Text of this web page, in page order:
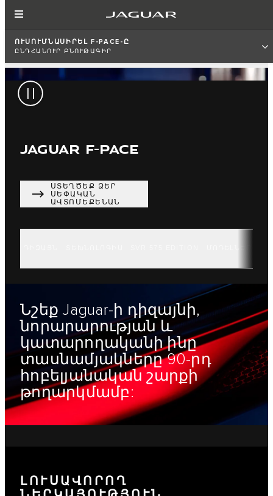
ՈՒՍՈՒՄՆԱՍԻՐԵԼ F-PACE-Ը
ԸՆԴՀԱՆՈՒՐ ԲՆՈՒԹԱԳԻՐ
JAGUAR F-PACE
ՍՏԵՂԾԵՔ ՁԵՐ
ՍԵՓԱԿԱՆ
ԱՎՏՈՄԵՔԵՆԱՆ
Նշեք Jaguar-ի դիզայնի,
նորարարության և
կատարողականի ինը
տասնամյակները 90-րդ
հոբելյանական շարքի
թողարկմամբ:
ԼՈՒՍԱՎՈՐՈՂ